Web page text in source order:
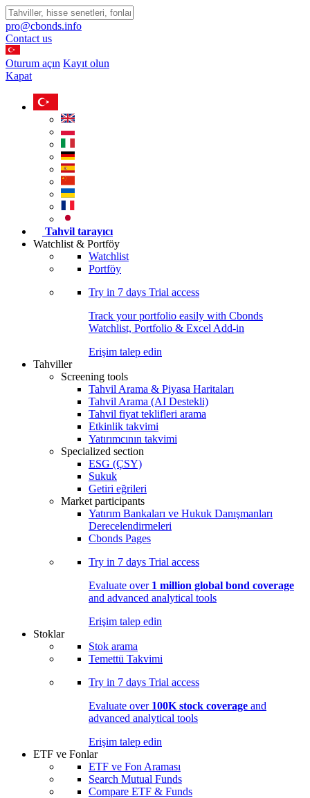
pro@cbonds.info
Contact us
Oturum açın Kayıt olun
Kapat
Tahvil tarayıcı
Watchlist & Portföy
Watchlist
Portföy
Try in 7 days Trial access
Track your portfolio easily with Cbonds
Watchlist, Portfolio & Excel Add-in
Erişim talep edin
Tahviller
Screening tools
Tahvil Arama & Piyasa Haritaları
Tahvil Arama (AI Destekli)
Tahvil fiyat teklifleri arama
Etkinlik takvimi
Yatırımcının takvimi
Specialized section
ESG (ÇSY)
Sukuk
Getiri eğrileri
Market participants
Yatırım Bankaları ve Hukuk Danışmanları
Derecelendirmeleri
Cbonds Pages
Try in 7 days Trial access
Evaluate over 1 million global bond coverage
and advanced analytical tools
Erişim talep edin
Stoklar
Stok arama
Temettü Takvimi
Try in 7 days Trial access
Evaluate over 100K stock coverage and
advanced analytical tools
Erişim talep edin
ETF ve Fonlar
ETF ve Fon Araması
Search Mutual Funds
Compare ETF & Funds